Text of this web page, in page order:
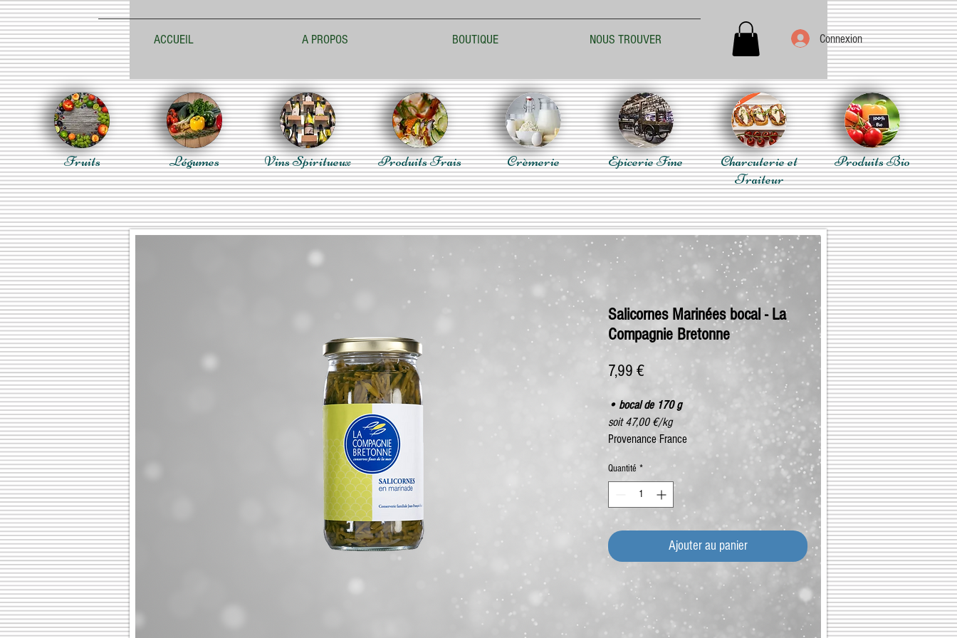
ACCUEIL A PROPOS BOUTIQUE NOUS TROUVER Connexion
Fruits Légumes Vins Spiritueux Produits Frais Crèmerie Epicerie Fine
Charcuterie et
Traiteur
Produits Bio
Salicornes Marinées bocal - La
Compagnie Bretonne
7,99 €Prix
• bocal de 170 g
soit 47,00 €/kg
Provenance France
Quantité *
Ajouter au panier